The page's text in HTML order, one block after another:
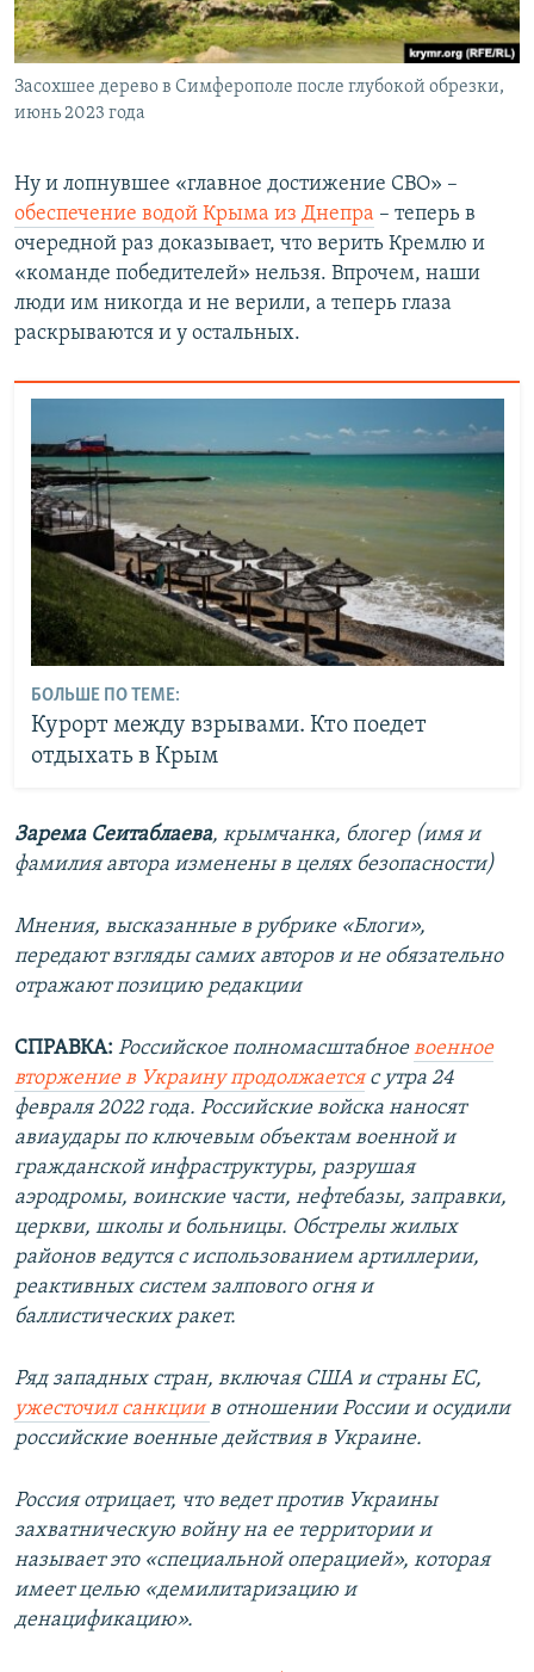
Засохшее дерево в Симферополе после глубокой обрезки,
июнь 2023 года
Ну и лопнувшее «главное достижение СВО» –
обеспечение водой Крыма из Днепра – теперь в
очередной раз доказывает, что верить Кремлю и
«команде победителей» нельзя. Впрочем, наши
люди им никогда и не верили, а теперь глаза
раскрываются и у остальных.
БОЛЬШЕ ПО ТЕМЕ:
Курорт между взрывами. Кто поедет
отдыхать в Крым
Зарема Сеитаблаева, крымчанка, блогер (имя и
фамилия автора изменены в целях безопасности)
Мнения, высказанные в рубрике «Блоги»,
передают взгляды самих авторов и не обязательно
отражают позицию редакции
СПРАВКА: Российское полномасштабноевоенное
вторжение в Украину продолжаетсяс утра 24
февраля 2022 года. Российские войска наносят
авиаудары по ключевым объектам военной и
гражданской инфраструктуры, разрушая
аэродромы, воинские части, нефтебазы, заправки,
церкви, школы и больницы. Обстрелы жилых
районов ведутся с использованием артиллерии,
реактивных систем залпового огня и
баллистических ракет.
Ряд западных стран, включая США и страны ЕС,
ужесточил санкциив отношении России и осудили
российские военные действия в Украине.
Россия отрицает, что ведет против Украины
захватническую войну на ее территории и
называет это «специальной операцией», которая
имеет целью «демилитаризацию и
денацификацию».